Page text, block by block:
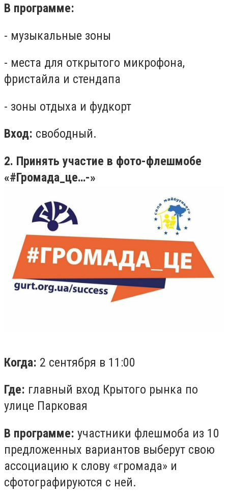
В программе:
- музыкальные зоны
- места для открытого микрофона,
фристайла и стендапа
- зоны отдыха и фудкорт
Вход: свободный.
2. Принять участие в фото-флешмобе
«#Громада_це…-»
Когда: 2 сентября в 11:00
Где: главный вход Крытого рынка по
улице Парковая
В программе: участники флешмоба из 10
предложенных вариантов выберут свою
ассоциацию к слову «громада» и
сфотографируются с ней.